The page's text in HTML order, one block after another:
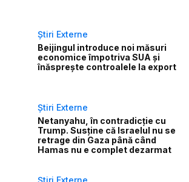
Știri Externe
Beijingul introduce noi măsuri
economice împotriva SUA și
înăsprește controalele la export
Știri Externe
Netanyahu, în contradicție cu
Trump. Susține că Israelul nu se
retrage din Gaza până când
Hamas nu e complet dezarmat
Știri Externe